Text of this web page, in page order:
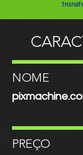
NOME
PREÇO